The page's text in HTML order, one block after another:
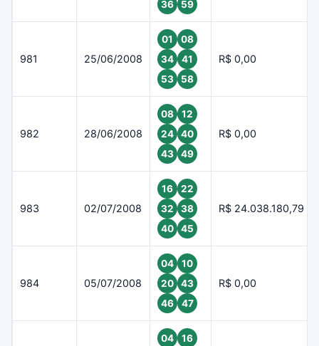
36 59
981 25/06/2008
01
08
34
41
53
58
R$ 0,00
982 28/06/2008
08
12
24
40
43
49
R$ 0,00
983 02/07/2008
16
22
32
38
40
45
R$ 24.038.180,79
984 05/07/2008
04
10
20
43
46
47
R$ 0,00
04
16